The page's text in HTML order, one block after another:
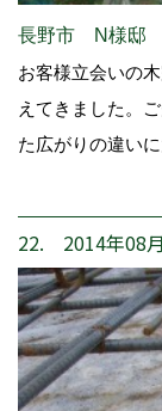
長野市 N様邸
お客様立会いの
えてきました。
た広がりの違い
22. 2014年08